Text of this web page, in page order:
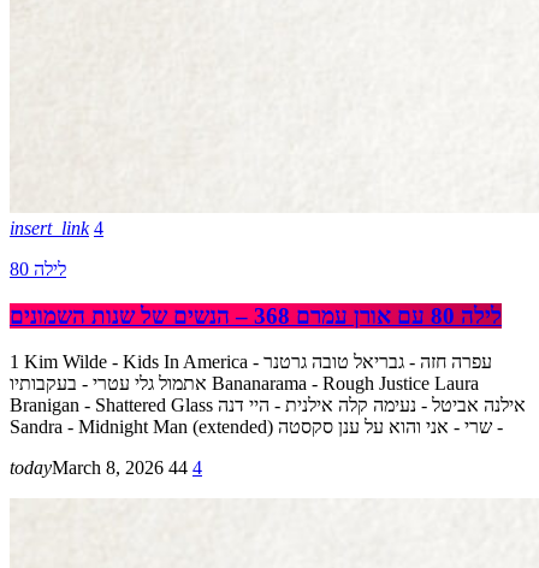
insert_link 4
לילה 80
לילה 80 עם אורן עמרם 368 – הנשים של שנות השמונים
1 Kim Wilde - Kids In America עפרה חזה - גבריאל טובה גרטנר -
אתמול גלי עטרי - בעקבותיו Bananarama - Rough Justice Laura
Branigan - Shattered Glass אילנה אביטל - נעימה קלה אילנית - היי דנה
Sandra - Midnight Man (extended) שרי - אני והוא על ענן סקסטה -
todayMarch 8, 2026 44 4